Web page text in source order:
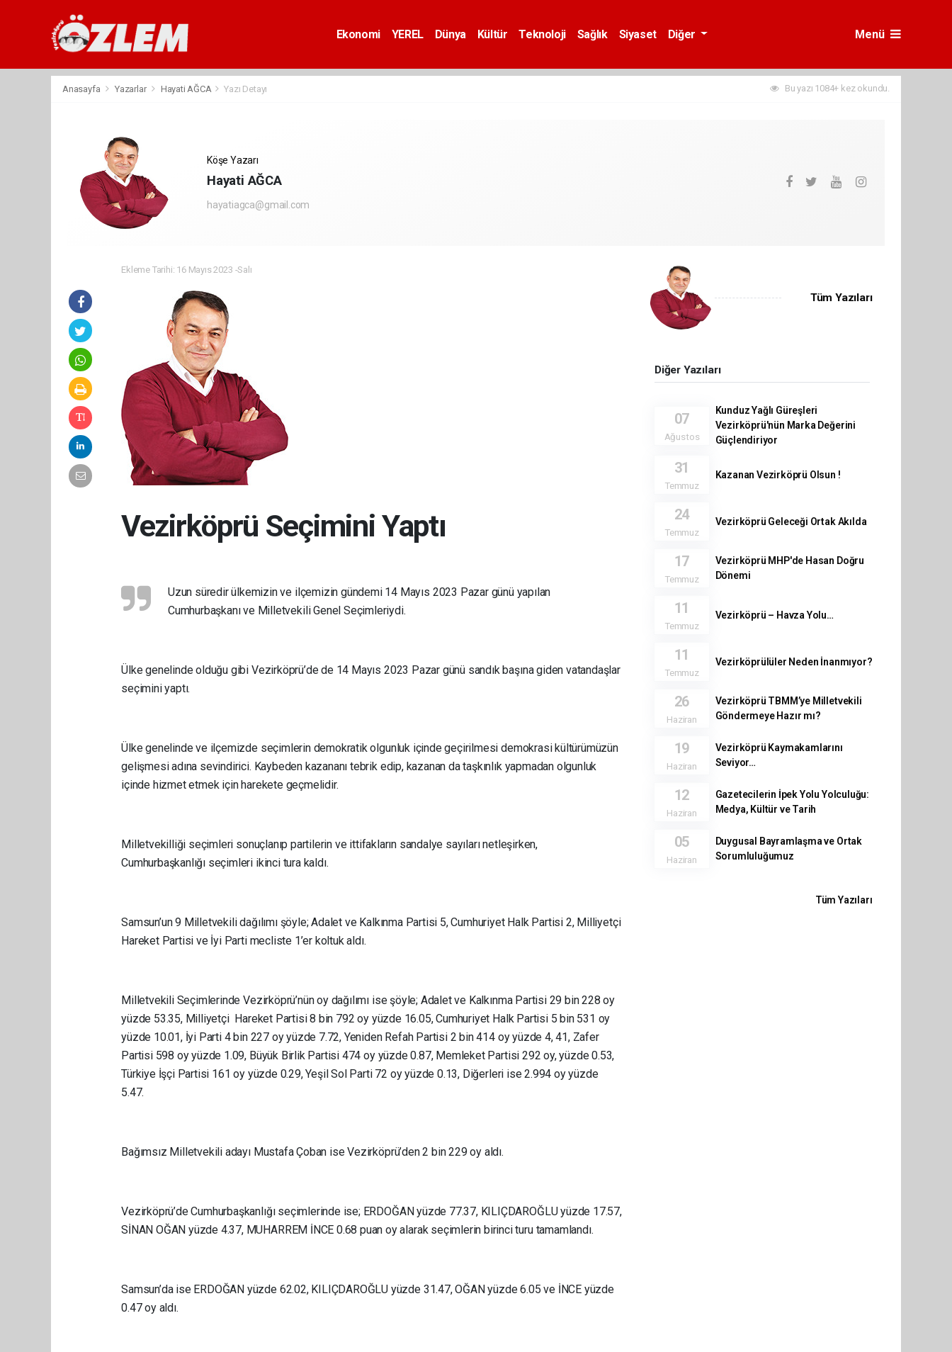
Ekonomi YEREL Dünya Kültür Teknoloji Sağlık Siyaset Diğer Menü
Anasayfa Yazarlar Hayati AĞCA Yazı Detayı Bu yazı 1084+ kez okundu.
Köşe Yazarı
Hayati AĞCA
hayatiagca@gmail.com
Ekleme Tarihi: 16 Mayıs 2023 -Salı
Vezirköprü Seçimini Yaptı
Uzun süredir ülkemizin ve ilçemizin gündemi 14 Mayıs 2023 Pazar günü yapılan
Cumhurbaşkanı ve Milletvekili Genel Seçimleriydi.
Ülke genelinde olduğu gibi Vezirköprü’de de 14 Mayıs 2023 Pazar günü sandık başına giden vatandaşlar
seçimini yaptı.
Ülke genelinde ve ilçemizde seçimlerin demokratik olgunluk içinde geçirilmesi demokrasi kültürümüzün
gelişmesi adına sevindirici. Kaybeden kazananı tebrik edip, kazanan da taşkınlık yapmadan olgunluk
içinde hizmet etmek için harekete geçmelidir.
Milletvekilliği seçimleri sonuçlanıp partilerin ve ittifakların sandalye sayıları netleşirken,
Cumhurbaşkanlığı seçimleri ikinci tura kaldı.
Samsun’un 9 Milletvekili dağılımı şöyle; Adalet ve Kalkınma Partisi 5, Cumhuriyet Halk Partisi 2, Milliyetçi
Hareket Partisi ve İyi Parti mecliste 1’er koltuk aldı.
Milletvekili Seçimlerinde Vezirköprü’nün oy dağılımı ise şöyle; Adalet ve Kalkınma Partisi 29 bin 228 oy
yüzde 53.35, Milliyetçi Hareket Partisi 8 bin 792 oy yüzde 16.05, Cumhuriyet Halk Partisi 5 bin 531 oy
yüzde 10.01, İyi Parti 4 bin 227 oy yüzde 7.72, Yeniden Refah Partisi 2 bin 414 oy yüzde 4, 41, Zafer
Partisi 598 oy yüzde 1.09, Büyük Birlik Partisi 474 oy yüzde 0.87, Memleket Partisi 292 oy, yüzde 0.53,
Türkiye İşçi Partisi 161 oy yüzde 0.29, Yeşil Sol Parti 72 oy yüzde 0.13, Diğerleri ise 2.994 oy yüzde
5.47.
Bağımsız Milletvekili adayı Mustafa Çoban ise Vezirköprü’den 2 bin 229 oy aldı.
Vezirköprü’de Cumhurbaşkanlığı seçimlerinde ise; ERDOĞAN yüzde 77.37, KILIÇDAROĞLU yüzde 17.57,
SİNAN OĞAN yüzde 4.37, MUHARREM İNCE 0.68 puan oy alarak seçimlerin birinci turu tamamlandı.
Samsun’da ise ERDOĞAN yüzde 62.02, KILIÇDAROĞLU yüzde 31.47, OĞAN yüzde 6.05 ve İNCE yüzde
0.47 oy aldı.
Tüm Yazıları
Diğer Yazıları
07
Ağustos
Kunduz Yağlı Güreşleri
Vezirköprü'nün Marka Değerini
Güçlendiriyor
31
Temmuz
Kazanan Vezirköprü Olsun !
24
Temmuz
Vezirköprü Geleceği Ortak Akılda
17
Temmuz
Vezirköprü MHP'de Hasan Doğru
Dönemi
11
Temmuz
Vezirköprü – Havza Yolu…
11
Temmuz
Vezirköprülüler Neden İnanmıyor?
26
Haziran
Vezirköprü TBMM’ye Milletvekili
Göndermeye Hazır mı?
19
Haziran
Vezirköprü Kaymakamlarını
Seviyor…
12
Haziran
Gazetecilerin İpek Yolu Yolculuğu:
Medya, Kültür ve Tarih
05
Haziran
Duygusal Bayramlaşma ve Ortak
Sorumluluğumuz
Tüm Yazıları